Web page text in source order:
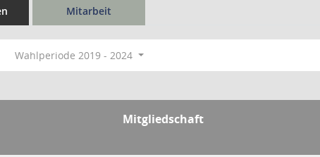
Mitarbeit
Wahlperiode 2019 - 2024
Mitgliedschaft